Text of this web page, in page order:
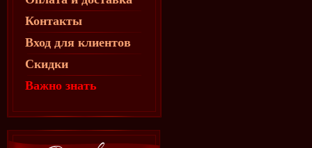
Контакты
Вход для клиентов
Скидки
Важно знать